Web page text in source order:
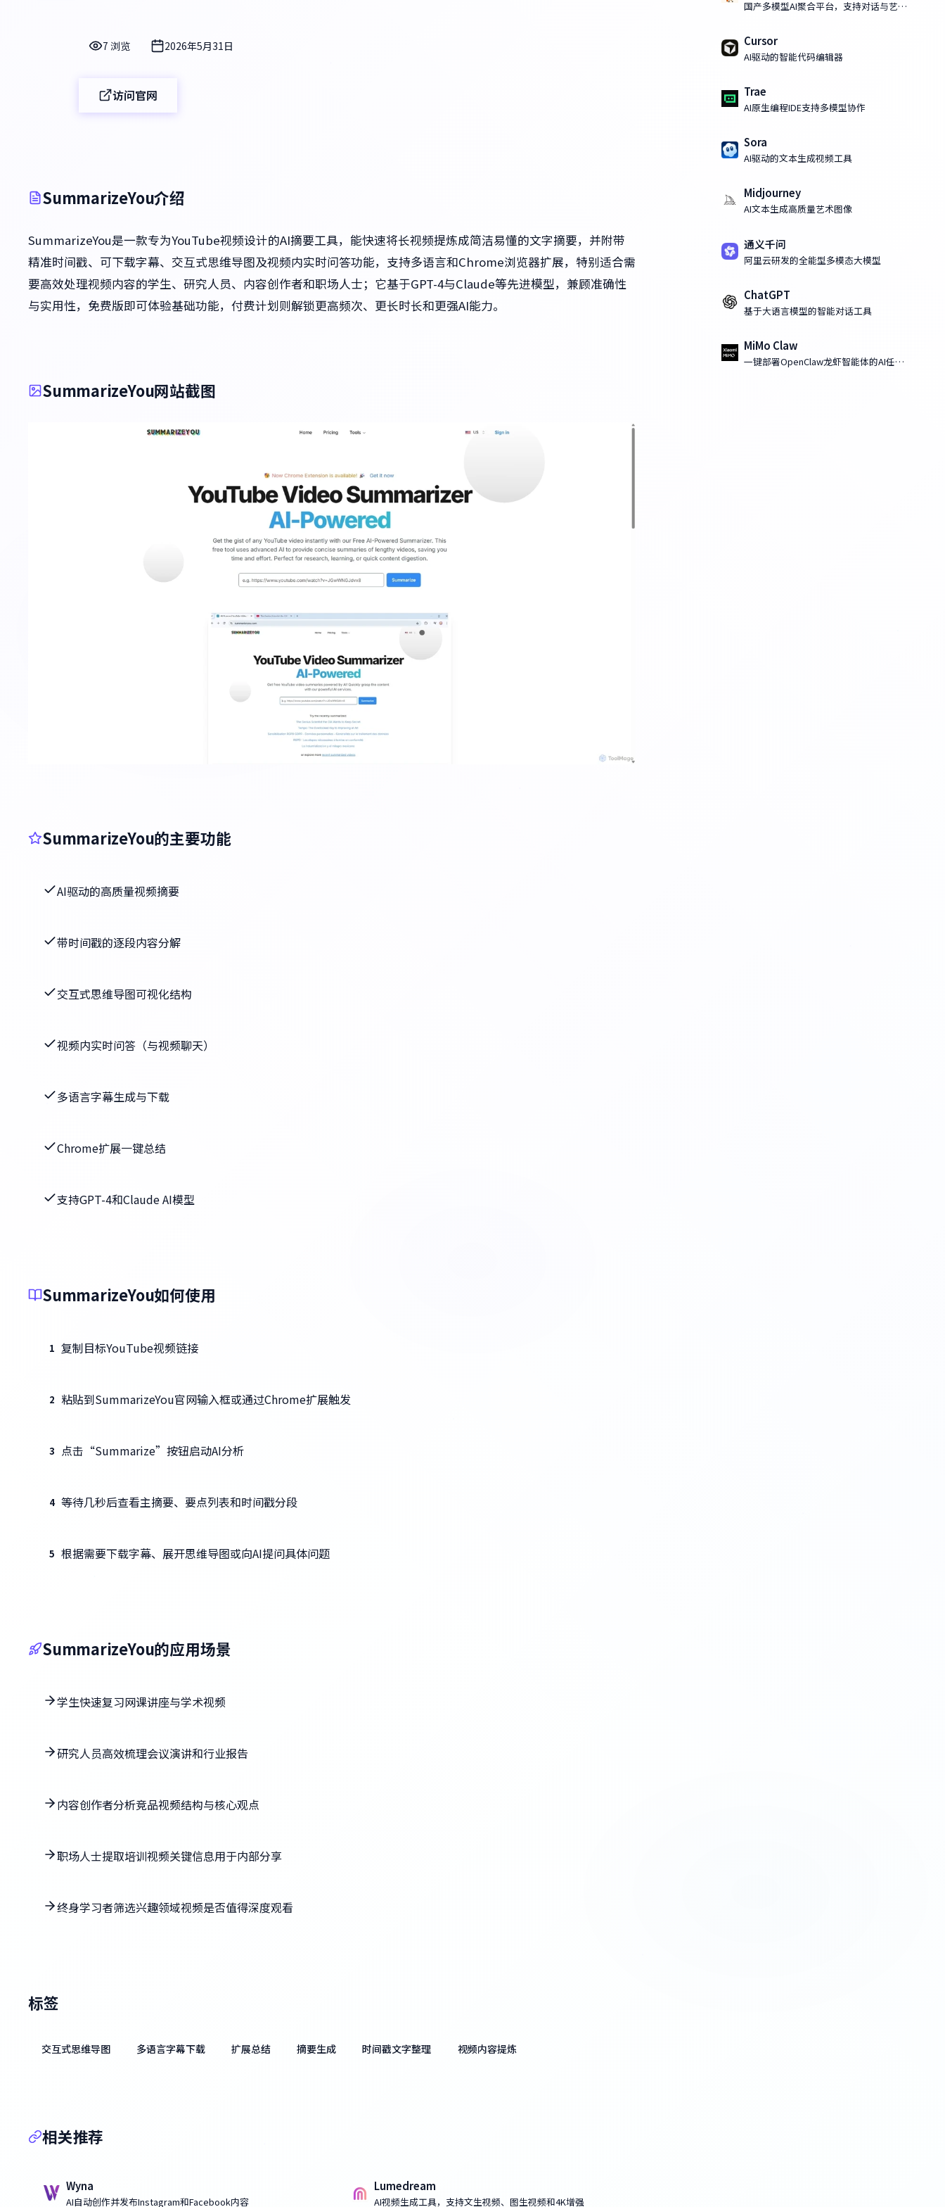
7 浏览 2026年5月31日
访问官网
SummarizeYou介绍
SummarizeYou是一款专为YouTube视频设计的AI摘要工具，能快速将长视频提炼成简洁易懂的文字摘要，并附带
精准时间戳、可下载字幕、交互式思维导图及视频内实时问答功能，支持多语言和Chrome浏览器扩展，特别适合需
要高效处理视频内容的学生、研究人员、内容创作者和职场人士；它基于GPT-4与Claude等先进模型，兼顾准确性
与实用性，免费版即可体验基础功能，付费计划则解锁更高频次、更长时长和更强AI能力。
SummarizeYou网站截图
SummarizeYou的主要功能
AI驱动的高质量视频摘要
带时间戳的逐段内容分解
交互式思维导图可视化结构
视频内实时问答（与视频聊天）
多语言字幕生成与下载
Chrome扩展一键总结
支持GPT-4和Claude AI模型
SummarizeYou如何使用
1 复制目标YouTube视频链接
2 粘贴到SummarizeYou官网输入框或通过Chrome扩展触发
3 点击“Summarize”按钮启动AI分析
4 等待几秒后查看主摘要、要点列表和时间戳分段
5 根据需要下载字幕、展开思维导图或向AI提问具体问题
SummarizeYou的应用场景
学生快速复习网课讲座与学术视频
研究人员高效梳理会议演讲和行业报告
内容创作者分析竞品视频结构与核心观点
职场人士提取培训视频关键信息用于内部分享
终身学习者筛选兴趣领域视频是否值得深度观看
标签
交互式思维导图 多语言字幕下载 扩展总结 摘要生成 时间戳文字整理 视频内容提炼
相关推荐
Wyna
AI自动创作并发布Instagram和Facebook内容
Lumedream
AI视频生成工具，支持文生视频、图生视频和4K增强
国产多模型AI聚合平台，支持对话与艺术
Cursor
AI驱动的智能代码编辑器
Trae
AI原生编程IDE支持多模型协作
Sora
AI驱动的文本生成视频工具
Midjourney
AI文本生成高质量艺术图像
通义千问
阿里云研发的全能型多模态大模型
ChatGPT
基于大语言模型的智能对话工具
MiMo Claw
一键部署OpenClaw龙虾智能体的AI任务